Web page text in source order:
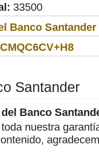
33500
Banco Santander
Santander
Banco
nuestra